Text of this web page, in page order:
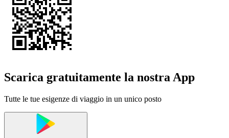
Scarica gratuitamente la nostra App
Tutte le tue esigenze di viaggio in un unico posto